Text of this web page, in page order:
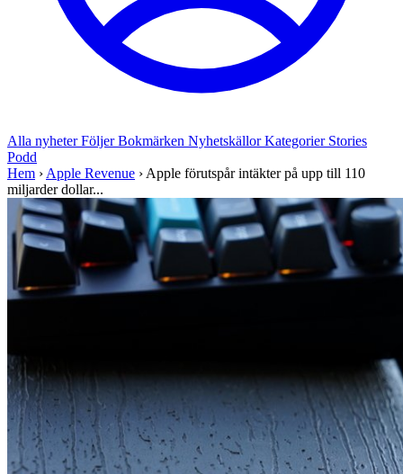
Alla nyheterFöljerBokmärken NyhetskällorKategorier Stories
Podd
Hem › Apple Revenue › Apple förutspår intäkter på upp till 110
miljarder dollar...